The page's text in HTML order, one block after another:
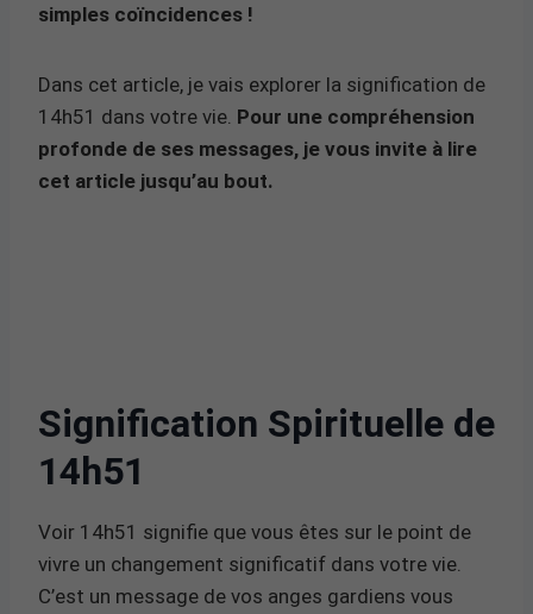
simples coïncidences !
Dans cet article, je vais explorer la signification de
14h51 dans votre vie. Pour une compréhension
profonde de ses messages, je vous invite à lire
cet article jusqu’au bout.
Signification Spirituelle de
14h51
Voir 14h51 signifie que vous êtes sur le point de
vivre un changement significatif dans votre vie.
C’est un message de vos anges gardiens vous